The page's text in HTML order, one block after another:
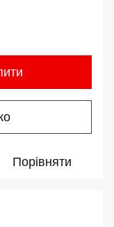
Порівняти